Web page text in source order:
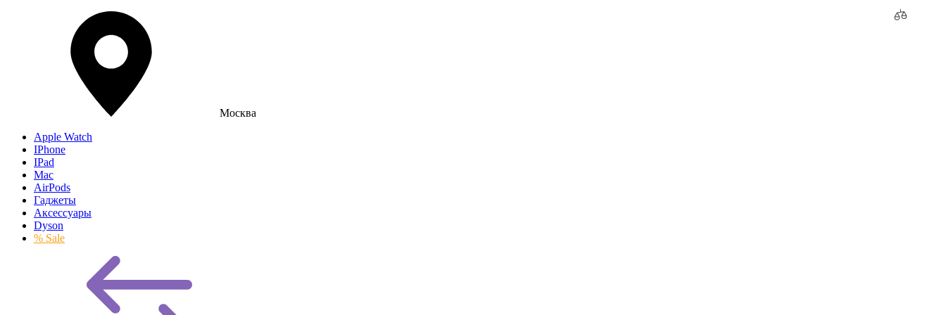
Москва
Apple Watch
IPhone
IPad
Mac
AirPods
Гаджеты
Аксессуары
Dyson
% Sale